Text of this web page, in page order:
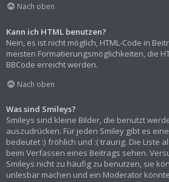
Nach oben
Kann ich HTML benutzen?
Nein, es ist nicht möglich, HTML-Code in
meisten Formatierungsmöglichkeiten, die
BBCode erreicht werden.
Nach oben
Was sind Smileys?
Smileys sind kleine Bilder, die benutzt
auszudrücken. Für jeden Smiley gibt es
bedeutet :) fröhlich und :( traurig. Die Liste
beim Verfassen eines Beitrags sehen.
Smileys nicht zu häufig zu benutzen, sie
unlesbar machen und ein Moderator